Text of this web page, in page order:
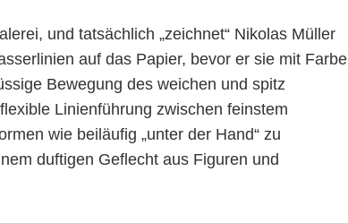
und tatsächlich „zeichnet“ Nikolas Müller
auf das Papier, bevor er sie mit Farbe
Bewegung des weichen und spitz
Linienführung zwischen feinstem
wie beiläufig „unter der Hand“ zu
duftigen Geflecht aus Figuren und